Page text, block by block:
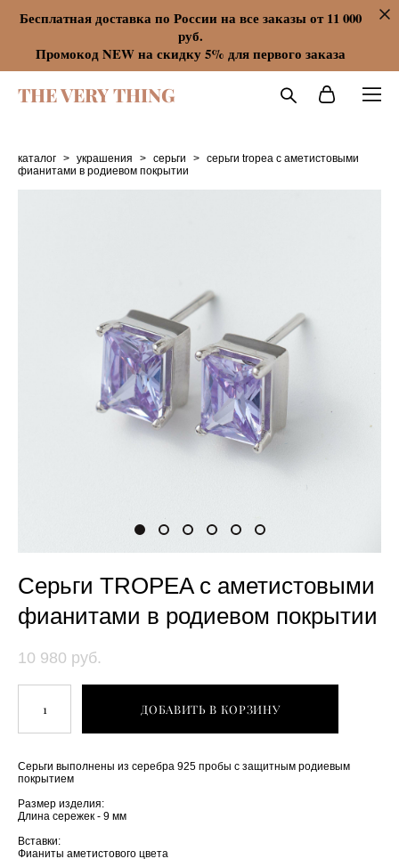
Бесплатная доставка по России на все заказы от 11 000
руб.
Промокод NEW на скидку 5% для первого заказа
THE VERY THING
каталог > украшения > серьги > серьги tropea с аметистовыми
фианитами в родиевом покрытии
Серьги TROPEA с аметистовыми
фианитами в родиевом покрытии
10 980 pуб.
ДОБАВИТЬ В КОРЗИНУ
Серьги выполнены из серебра 925 пробы с защитным родиевым
покрытием
Размер изделия:
Длина сережек - 9 мм
Вставки:
Фианиты аметистового цвета